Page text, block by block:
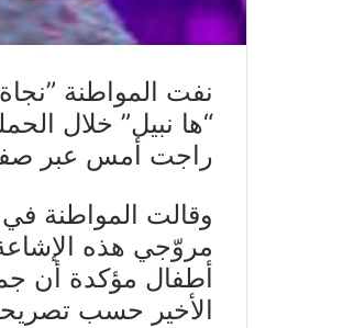
نفت المواطنة
“ها نبيل” خلال
راجت أمس عبر
وقالت المواطنة
أطفال مؤكدة أن
الأخير حسب